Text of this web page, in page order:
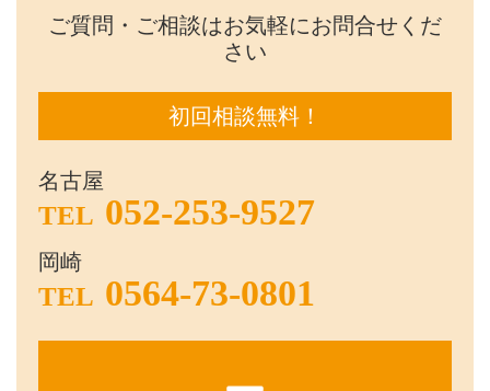
ご質問・ご相談はお気軽にお問合せくだ
さい
初回相談無料！
名古屋
TEL 052-253-9527
岡崎
TEL 0564-73-0801